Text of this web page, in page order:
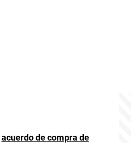
acuerdo de compra de